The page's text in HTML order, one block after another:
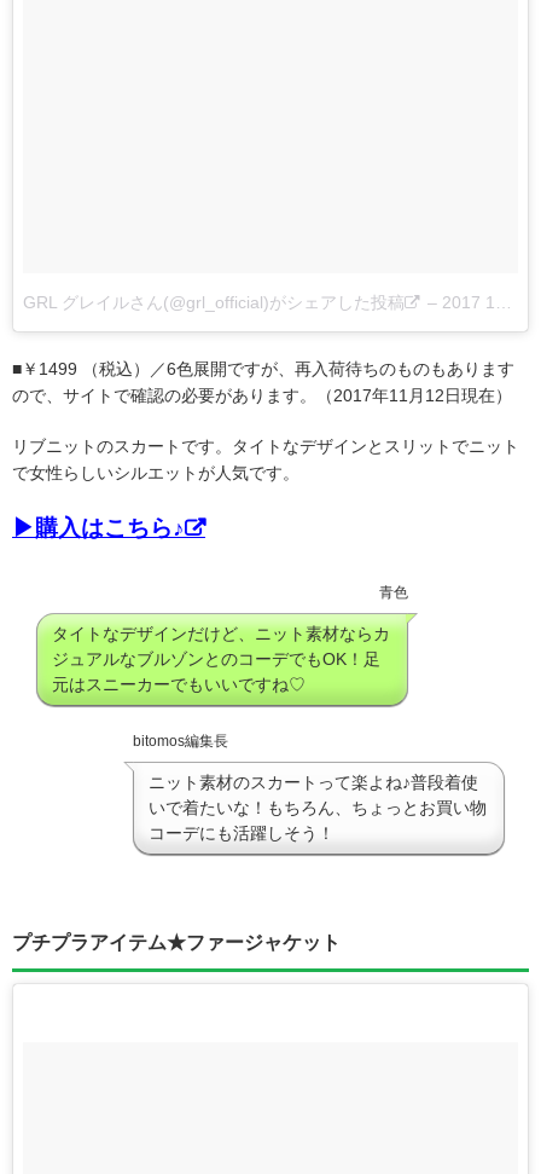
GRL グレイルさん(@grl_official)がシェアした投稿 – 2017 11月 5 3:00午前 PST
■￥1499 （税込）／6色展開ですが、再入荷待ちのものもあります
ので、サイトで確認の必要があります。（2017年11月12日現在）
リブニットのスカートです。タイトなデザインとスリットでニット
で女性らしいシルエットが人気です。
▶購入はこちら♪
青色
タイトなデザインだけど、ニット素材ならカ
ジュアルなブルゾンとのコーデでもOK！足
元はスニーカーでもいいですね♡
bitomos編集長
ニット素材のスカートって楽よね♪普段着使
いで着たいな！もちろん、ちょっとお買い物
コーデにも活躍しそう！
プチプラアイテム★ファージャケット